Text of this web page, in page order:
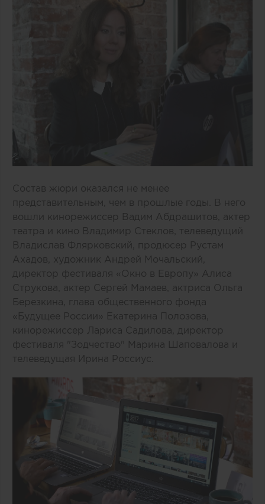
Состав жюри оказался не менее
представительным, чем в прошлые годы. В него
вошли кинорежиссер Вадим Абдрашитов, актер
театра и кино Владимир Стеклов, телеведущий
Владислав Флярковский, продюсер Рустам
Ахадов, художник Андрей Мочальский,
директор фестиваля «Окно в Европу» Алиса
Струкова, актер Сергей Мамаев, актриса Ольга
Березкина, глава общественного фонда
«Будущее России» Екатерина Полозова,
кинорежиссер Лариса Садилова, директор
фестиваля "Зодчество" Марина Шаповалова и
телеведущая Ирина Россиус.